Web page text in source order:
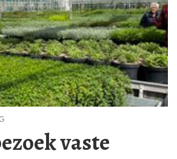
vaste